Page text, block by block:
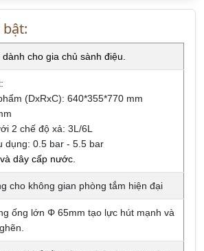
cho gia chủ sành điệu.
(DxRxC): 640*355*770 mm
2 chế độ xả: 3L/6L
dụng: 0.5 bar - 5.5 bar
dây cấp nước.
cho không gian phòng tắm hiện đại
ống lớn Φ 65mm tạo lực hút mạnh và